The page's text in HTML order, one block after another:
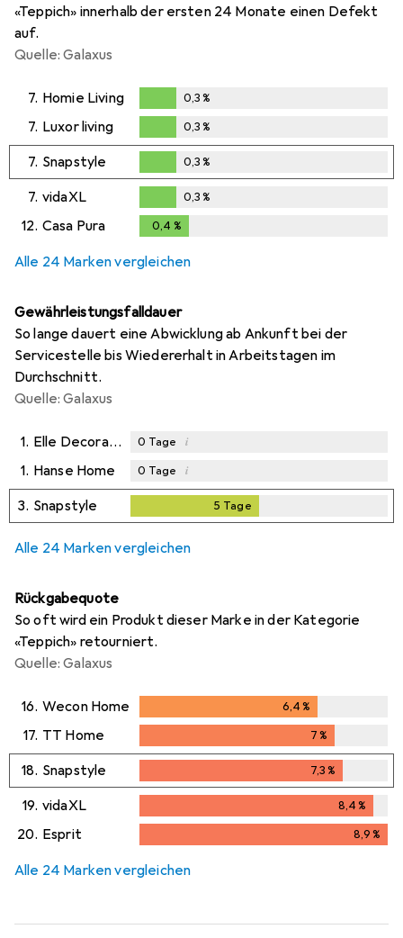
«Teppich» innerhalb der ersten 24 Monate einen Defekt
auf.
Quelle: Galaxus
7. Homie Living
0,3%
0,3%
7. Luxor living
0,3%
0,3%
7. Snapstyle
0,3%
0,3%
7. vidaXL
0,3%
0,3%
12. Casa Pura 0,4 %
Alle 24 Marken vergleichen
Gewährleistungsfalldauer
So lange dauert eine Abwicklung ab Ankunft bei der
Servicestelle bis Wiedererhalt in Arbeitstagen im
Durchschnitt.
Quelle: Galaxus
1. Elle Decoration 0 Tage i
1. Hanse Home 0 Tage i
3. Snapstyle 5 Tage
Alle 24 Marken vergleichen
Rückgabequote
So oft wird ein Produkt dieser Marke in der Kategorie
«Teppich» retourniert.
Quelle: Galaxus
16. Wecon Home 6,4%
17. TT Home 7%
18. Snapstyle 7,3%
19. vidaXL 8,4%
8,4%
20. Esprit 8,9%
Alle 24 Marken vergleichen